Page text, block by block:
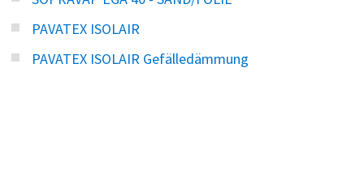
PAVATEX ISOLAIR
PAVATEX ISOLAIR Gefälledämmung